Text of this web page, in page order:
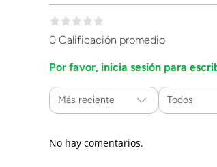
0 Calificación promedio
Por favor, inicia sesión para
Más reciente Todos
No hay comentarios.